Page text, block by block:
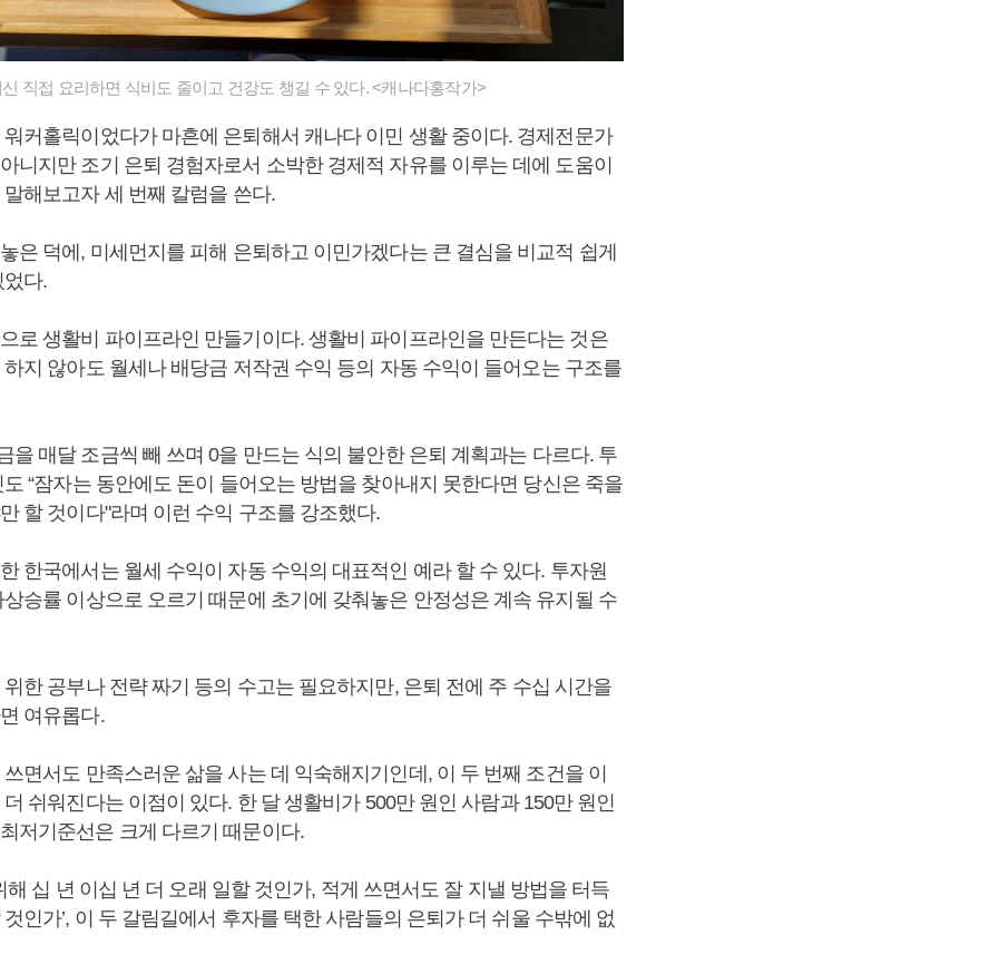
직접 요리하면 식비도 줄이고 건강도 챙길 수 있다. <캐나다홍작가>
커홀릭이었다가 마흔에 은퇴해서 캐나다 이민 생활 중이다. 경제전문가
니지만 조기 은퇴 경험자로서 소박한 경제적 자유를 이루는 데에 도움이
해보고자 세 번째 칼럼을 쓴다.
은 덕에, 미세먼지를 피해 은퇴하고 이민가겠다는 큰 결심을 비교적 쉽게
다.
로 생활비 파이프라인 만들기이다. 생활비 파이프라인을 만든다는 것은
지 않아도 월세나 배당금 저작권 수익 등의 자동 수익이 들어오는 구조를
을 매달 조금씩 빼 쓰며 0을 만드는 식의 불안한 은퇴 계획과는 다르다. 투
“잠자는 동안에도 돈이 들어오는 방법을 찾아내지 못한다면 당신은 죽을
할 것이다"라며 이런 수익 구조를 강조했다.
한국에서는 월세 수익이 자동 수익의 대표적인 예라 할 수 있다. 투자원
승률 이상으로 오르기 때문에 초기에 갖춰놓은 안정성은 계속 유지될 수
한 공부나 전략 짜기 등의 수고는 필요하지만, 은퇴 전에 주 수십 시간을
여유롭다.
면서도 만족스러운 삶을 사는 데 익숙해지기인데, 이 두 번째 조건을 이
쉬워진다는 이점이 있다. 한 달 생활비가 500만 원인 사람과 150만 원인
저기준선은 크게 다르기 때문이다.
해 십 년 이십 년 더 오래 일할 것인가, 적게 쓰면서도 잘 지낼 방법을 터득
인가’, 이 두 갈림길에서 후자를 택한 사람들의 은퇴가 더 쉬울 수밖에 없